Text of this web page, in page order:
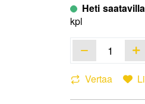
Heti
kpl
Vertaa